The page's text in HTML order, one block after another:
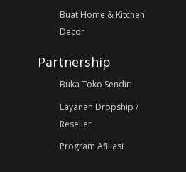
Buat Home & Kitchen
Decor
Partnership
Buka Toko Sendiri
Layanan Dropship /
Reseller
Program Afiliasi